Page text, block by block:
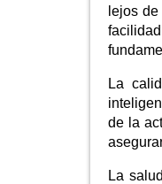
lejos
La
de la
La